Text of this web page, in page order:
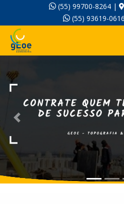
(55) 99700-8264 |
(55) 93619-
Previous